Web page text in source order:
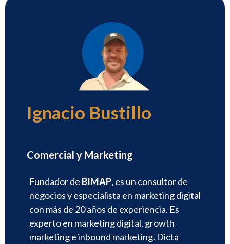
Ignacio Bustillo
Comercial y Marketing
Fundador de BIMAP, es un consultor de
negocios y especialista en marketing digital
con más de 20 años de experiencia. Es
experto en marketing digital, growth
marketing e inbound marketing. Dicta